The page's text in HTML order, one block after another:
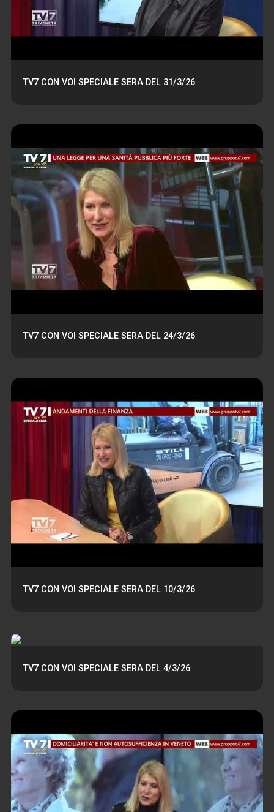
TV7 CON VOI SPECIALE SERA DEL 31/3/26
TV7 CON VOI SPECIALE SERA DEL 24/3/26
TV7 CON VOI SPECIALE SERA DEL 10/3/26
TV7 CON VOI SPECIALE SERA DEL 4/3/26